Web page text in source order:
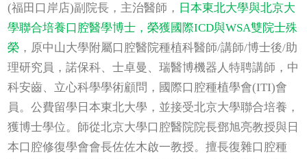
(福田口岸店)副院長，主治醫師， 日本東北大學與北京大
學聯合培養口腔醫學博士，榮獲國際ICD與WSA雙院士殊
榮 ，原中山大學附屬口腔醫院種植科醫師/講師/博士後/助
理研究員，諾保科、士卓曼、瑞醫博機器人特聘講師，中
科安齒、立心科學學術顧問，國際口腔種植學會(ITI)會
員。公費留學日本東北大學，並接受北京大學聯合培養，
獲博士學位。師從北京大學口腔醫院院長鄧旭亮教授與日
本口腔修復學會會長佐佐木啟一教授。擅長復雜口腔種